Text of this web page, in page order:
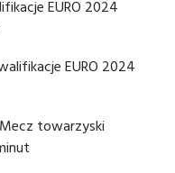
EURO 2024
EURO 2024
Mecz towarzyski